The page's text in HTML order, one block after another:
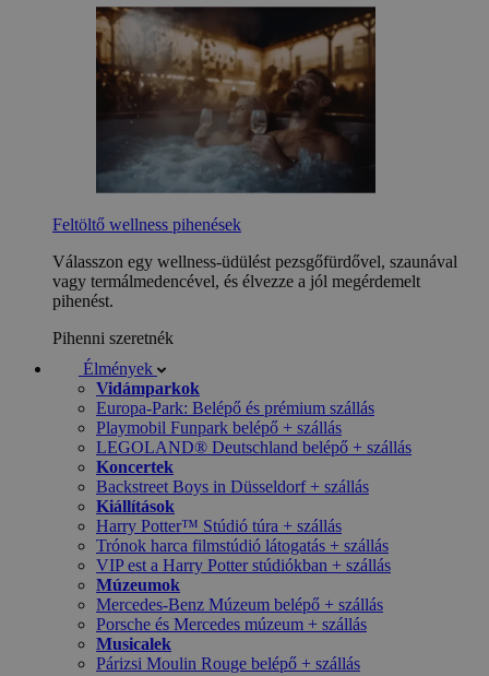
Feltöltő wellness pihenések
Válasszon egy wellness-üdülést pezsgőfürdővel, szaunával
vagy termálmedencével, és élvezze a jól megérdemelt
pihenést.
Pihenni szeretnék
Élmények
Vidámparkok
Europa-Park: Belépő és prémium szállás
Playmobil Funpark belépő + szállás
LEGOLAND® Deutschland belépő + szállás
Koncertek
Backstreet Boys in Düsseldorf + szállás
Kiállítások
Harry Potter™ Stúdió túra + szállás
Trónok harca filmstúdió látogatás + szállás
VIP est a Harry Potter stúdiókban + szállás
Múzeumok
Mercedes-Benz Múzeum belépő + szállás
Porsche és Mercedes múzeum + szállás
Musicalek
Párizsi Moulin Rouge belépő + szállás